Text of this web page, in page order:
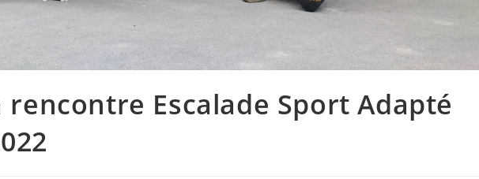
Escalade Sport Adapté